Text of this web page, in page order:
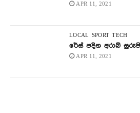
APR 11, 2021
LOCAL SPORT TECH
රේස් පදින අරාබි
APR 11, 2021